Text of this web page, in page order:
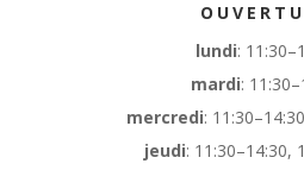
lundi:
mardi:
mercredi:
jeudi: 11:30–14:30,